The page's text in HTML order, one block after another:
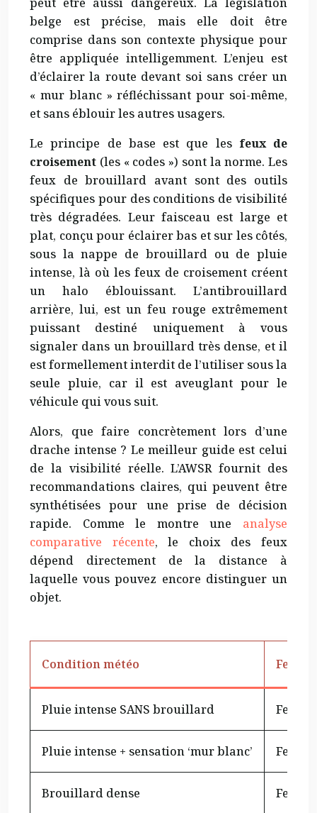
belge est précise, mais elle doit être
comprise dans son contexte physique pour
être appliquée intelligemment. L’enjeu est
d’éclairer la route devant soi sans créer un
« mur blanc » réfléchissant pour soi-même,
et sans éblouir les autres usagers.
Le principe de base est que les feux de
croisement (les « codes ») sont la norme. Les
feux de brouillard avant sont des outils
spécifiques pour des conditions de visibilité
très dégradées. Leur faisceau est large et
plat, conçu pour éclairer bas et sur les côtés,
sous la nappe de brouillard ou de pluie
intense, là où les feux de croisement créent
un halo éblouissant. L’antibrouillard
arrière, lui, est un feu rouge extrêmement
puissant destiné uniquement à vous
signaler dans un brouillard très dense, et il
est formellement interdit de l’utiliser sous la
seule pluie, car il est aveuglant pour le
véhicule qui vous suit.
Alors, que faire concrètement lors d’une
drache intense ? Le meilleur guide est celui
de la visibilité réelle. L’AWSR fournit des
recommandations claires, qui peuvent être
synthétisées pour une prise de décision
rapide. Comme le montre une analyse
comparative récente, le choix des feux
dépend directement de la distance à
laquelle vous pouvez encore distinguer un
objet.
Condition météo Feux
Pluie intense SANS brouillard Feux
Pluie intense + sensation ‘mur blanc’ Feux
Brouillard dense Feux